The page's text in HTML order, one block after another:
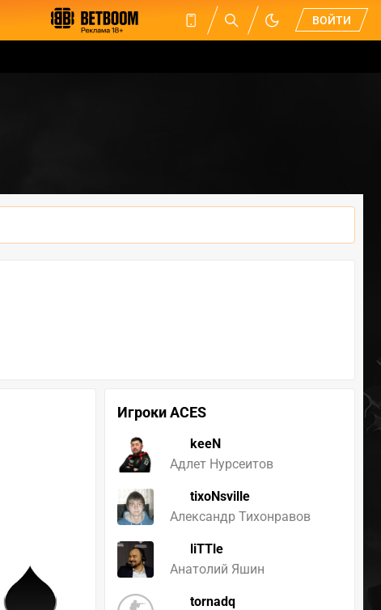
ВОЙТИ
Игроки ACES
keeN
Адлет Нурсеитов
tixoNsville
Александр Тихонравов
liTTle
Анатолий Яшин
tornadq